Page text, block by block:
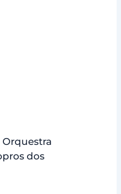
Orquestra
dos